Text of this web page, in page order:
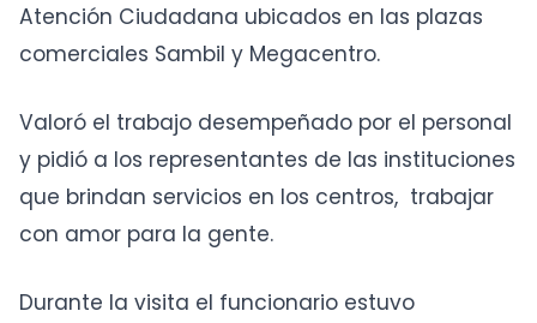
Atención Ciudadana ubicados en las plazas
comerciales Sambil y Megacentro.
Valoró el trabajo desempeñado por el personal
y pidió a los representantes de las instituciones
que brindan servicios en los centros, trabajar
con amor para la gente.
Durante la visita el funcionario estuvo